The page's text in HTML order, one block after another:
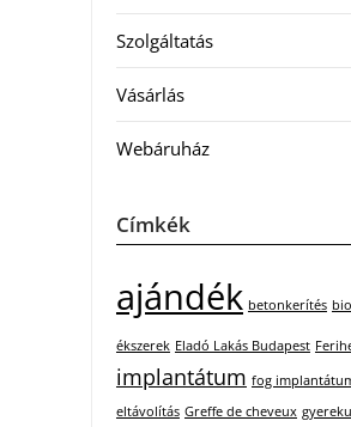
Szolgáltatás
Vásárlás
Webáruház
Címkék
ajándék betonkerítés
ékszerek Eladó Lakás Budapest
implantátum fog
eltávolítás Greffe de cheveux